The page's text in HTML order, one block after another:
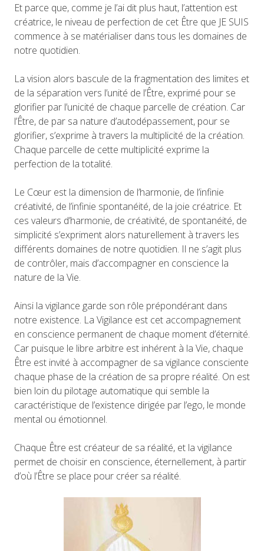
Et parce que, comme je l’ai dit plus haut, l’attention est
créatrice, le niveau de perfection de cet Être que JE SUIS
commence à se matérialiser dans tous les domaines de
notre quotidien.
La vision alors bascule de la fragmentation des limites et
de la séparation vers l’unité de l’Être, exprimé pour se
glorifier par l’unicité de chaque parcelle de création. Car
l’Être, de par sa nature d’autodépassement, pour se
glorifier, s’exprime à travers la multiplicité de la création.
Chaque parcelle de cette multiplicité exprime la
perfection de la totalité.
Le Cœur est la dimension de l’harmonie, de l’infinie
créativité, de l’infinie spontanéité, de la joie créatrice. Et
ces valeurs d’harmonie, de créativité, de spontanéité, de
simplicité s’expriment alors naturellement à travers les
différents domaines de notre quotidien. Il ne s’agit plus
de contrôler, mais d’accompagner en conscience la
nature de la Vie.
Ainsi la vigilance garde son rôle prépondérant dans
notre existence. La Vigilance est cet accompagnement
en conscience permanent de chaque moment d’éternité.
Car puisque le libre arbitre est inhérent à la Vie, chaque
Être est invité à accompagner de sa vigilance consciente
chaque phase de la création de sa propre réalité. On est
bien loin du pilotage automatique qui semble la
caractéristique de l’existence dirigée par l’ego, le monde
mental ou émotionnel.
Chaque Être est créateur de sa réalité, et la vigilance
permet de choisir en conscience, éternellement, à partir
d’où l’Être se place pour créer sa réalité.